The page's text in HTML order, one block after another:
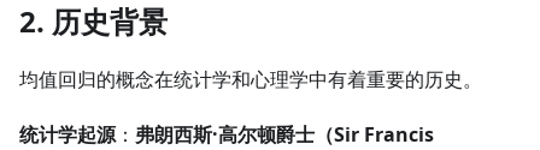
2. 历史背景
均值回归的概念在统计学和心理学中有着重要的历史。
统计学起源： 弗朗西斯·高尔顿爵士（Sir Francis